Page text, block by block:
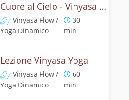
Cuore al Cielo - Vinyasa yoga energizzante
Vinyasa Flow /
Yoga Dinamico
30
min
Lezione Vinyasa Yoga
Vinyasa Flow /
Yoga Dinamico
60
min